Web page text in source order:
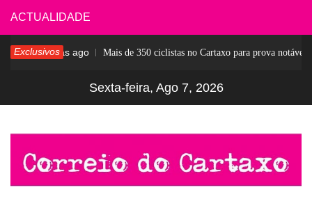
Skip
to
content
ACTUALIDADE
Exclusivos
5 dias ago Mais de 350 ciclistas no Cartaxo para prova notável
Sexta-feira, Ago 7, 2026